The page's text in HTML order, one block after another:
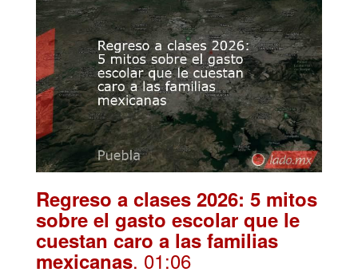
Regreso a clases 2026: 5 mitos
sobre el gasto escolar que le
cuestan caro a las familias
mexicanas. 01:06